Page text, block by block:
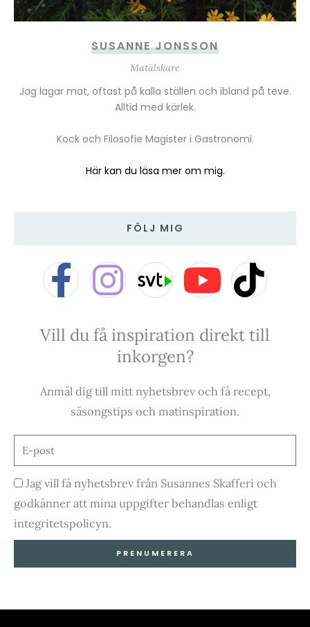
SUSANNE JONSSON
Matälskare
Jag lagar mat, oftast på kalla ställen och ibland på teve.
Alltid med kärlek.
Kock och Filosofie Magister i Gastronomi.
Här kan du läsa mer om mig.
FÖLJ MIG
F
a
c
e
b
o
k
-
I
n
s
t
a
r
a
m
Y
o
u
t
u
e
T
i
k
t
Vill du få inspiration direkt till
inkorgen?
Anmäl dig till mitt nyhetsbrev och få recept,
säsongstips och matinspiration.
E-
post
Godkännande
Jag vill få nyhetsbrev från Susannes Skafferi och
godkänner att mina uppgifter behandlas enligt
integritetspolicyn.
PRENUMERERA